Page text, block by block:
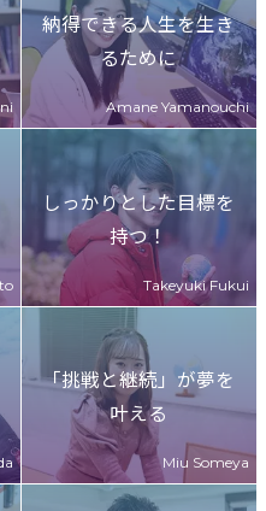
納得できる人生を生き
るために
しっかりとした目標を
持つ！
「挑戦と継続」が夢を
叶える